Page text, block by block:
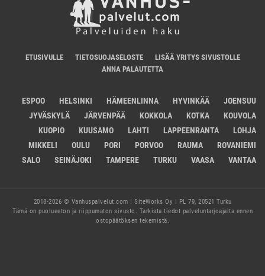
ETUSIVULLE TIETOSUOJASELOSTE
LISÄÄ YRITYS SIVUSTOLLE
ANNA PALAUTETTA
ESPOO HELSINKI HÄMEENLINNA HYVINKÄÄ
JOENSUU
JYVÄSKYLÄ
JÄRVENPÄÄ KOKKOLA KOTKA
KOUVOLA
KUOPIO
KUUSAMO LAHTI LAPPEENRANTA
LOHJA
MIKKELI
OULU PORI PORVOO RAUMA
ROVANIEMI
SALO
SEINÄJOKI TAMPERE TURKU VAASA VANTAA
2018-2026 © Vanhuspalvelut.com | SiteWorks Oy | PL 79, 20521 Turku
Tämä on puolueeton ja riippumaton sivusto. Tarkista tiedot palveluntarjoajalta ennen
ostopäätöksen tekemistä.